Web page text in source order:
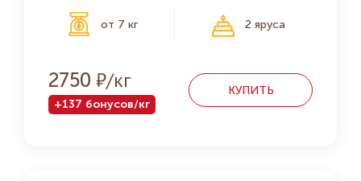
от 7 кг 2 яруса
2750 Р
+137 бонусов/кг
КУПИТЬ